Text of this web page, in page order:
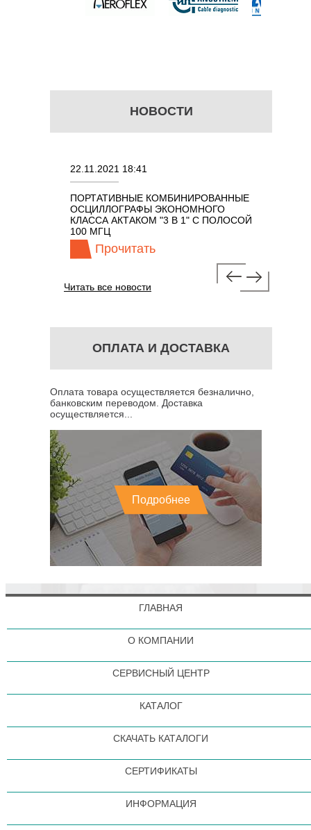
НОВОСТИ
22.11.2021 18:41
ПОРТАТИВНЫЕ КОМБИНИРОВАННЫЕ
ОСЦИЛЛОГРАФЫ ЭКОНОМНОГО
КЛАССА АКТАКОМ "3 В 1" С ПОЛОСОЙ
ОСЦИЛЛОГРАФЫ
TECHNOLOGIES СЕРИИ
Читать все новости
ОПЛАТА И ДОСТАВКА
Оплата товара осуществляется безналично,
банковским переводом. Доставка
осуществляется...
Подробнее
ГЛАВНАЯ
О КОМПАНИИ
СЕРВИСНЫЙ ЦЕНТР
КАТАЛОГ
СКАЧАТЬ КАТАЛОГИ
СЕРТИФИКАТЫ
ИНФОРМАЦИЯ